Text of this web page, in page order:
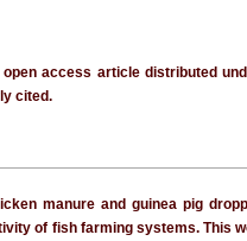
access article distributed
cited.
manure and guinea pig
of fish farming systems. This